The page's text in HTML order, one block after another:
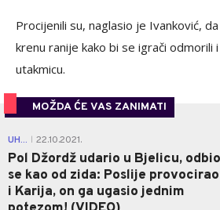
Procijenili su, naglasio je Ivanković,
krenu ranije kako bi se igrači odmorili
utakmicu.
MOŽDA ĆE VAS ZANIMATI
UH... 22.10.2021.
Pol Džordž udario u Bjelicu, odbio
se kao od zida: Poslije provocirao
i Karija, on ga ugasio jednim